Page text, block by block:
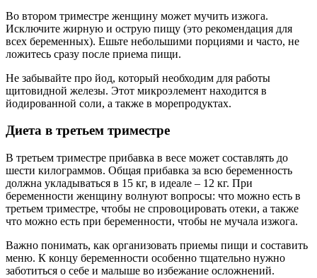
Во втором триместре женщину может мучить изжога.
Исключите жирную и острую пищу (это рекомендация для
всех беременных). Ешьте небольшими порциями и часто, не
ложитесь сразу после приема пищи.
Не забывайте про йод, который необходим для работы
щитовидной железы. Этот микроэлемент находится в
йодированной соли, а также в морепродуктах.
Диета в третьем триместре
В третьем триместре прибавка в весе может составлять до
шести килограммов. Общая прибавка за всю беременность
должна укладываться в 15 кг, в идеале – 12 кг. При
беременности женщину волнуют вопросы: что можно есть в
третьем триместре, чтобы не спровоцировать отеки, а также
что можно есть при беременности, чтобы не мучала изжога.
Важно понимать, как организовать приемы пищи и составить
меню. К концу беременности особенно тщательно нужно
заботиться о себе и малыше во избежание осложнений.